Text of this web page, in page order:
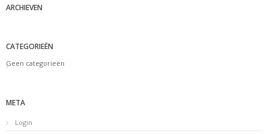
ARCHIEVEN
CATEGORIEËN
Geen categorieën
META
Login